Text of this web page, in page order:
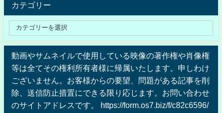
カテゴリー
動画やサムネイルで使用している映像の著作権や肖像権
等は全てその権利所有者様に帰属いたします。申しわけ
ございません。お客様からの要望、問題がある記事を削
除、送信防止措置にできる限り応じます。お問い合わせ
のサイトアドレスです。 https://form.os7.biz/f/c82c6596/